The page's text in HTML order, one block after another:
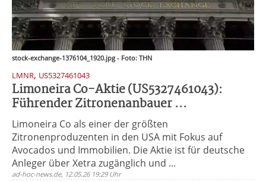
stock-exchange-1376104_1920.jpg - Foto: THN
LMNR, US5327461043
Limoneira Co-Aktie (US5327461043):
Führender Zitronenanbauer ...
Limoneira Co als einer der größten
Zitronenproduzenten in den USA mit Fokus auf
Avocados und Immobilien. Die Aktie ist für deutsche
Anleger über Xetra zugänglich und ...
ad-hoc-news.de, 12.05.26 19:29 Uhr